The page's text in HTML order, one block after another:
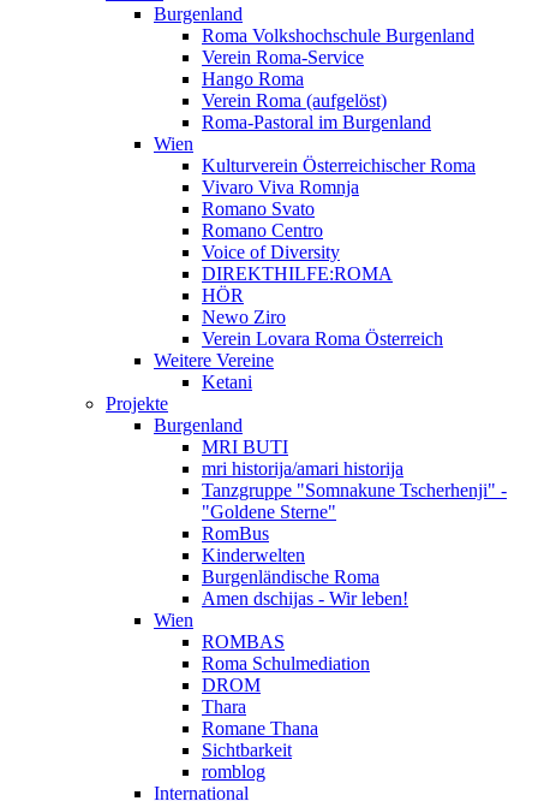
Burgenland
Roma Volkshochschule Burgenland
Verein Roma-Service
Hango Roma
Verein Roma (aufgelöst)
Roma-Pastoral im Burgenland
Wien
Kulturverein Österreichischer Roma
Vivaro Viva Romnja
Romano Svato
Romano Centro
Voice of Diversity
DIREKTHILFE:ROMA
HÖR
Newo Ziro
Verein Lovara Roma Österreich
Weitere Vereine
Ketani
Projekte
Burgenland
MRI BUTI
mri historija/amari historija
Tanzgruppe "Somnakune Tscherhenji" -
"Goldene Sterne"
RomBus
Kinderwelten
Burgenländische Roma
Amen dschijas - Wir leben!
Wien
ROMBAS
Roma Schulmediation
DROM
Thara
Romane Thana
Sichtbarkeit
romblog
International